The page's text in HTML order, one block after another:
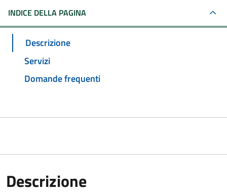
INDICE DELLA PAGINA
Descrizione
Servizi
Domande frequenti
Descrizione